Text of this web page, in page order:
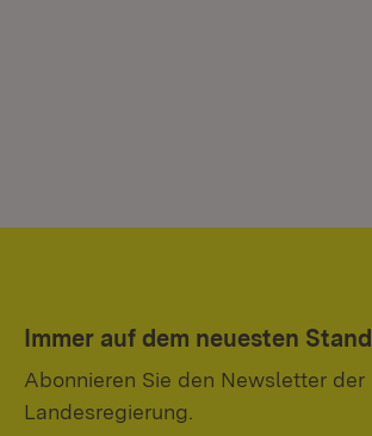
Immer auf dem neuesten Stand
Abonnieren Sie den Newsletter der
Landesregierung.